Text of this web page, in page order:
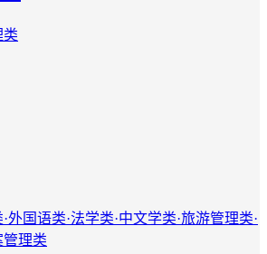
类
外国语类·法学类·中文学类·旅游管理类·
管理类